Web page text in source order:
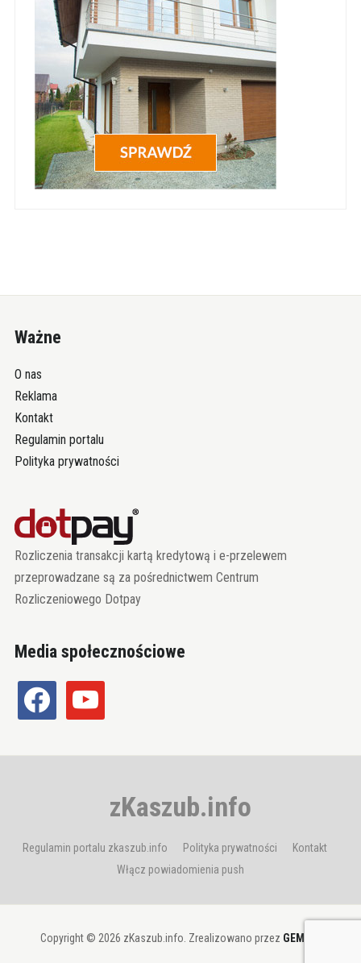
Ważne
O nas
Reklama
Kontakt
Regulamin portalu
Polityka prywatności
Rozliczenia transakcji kartą kredytową i e-przelewem
przeprowadzane są za pośrednictwem Centrum
Rozliczeniowego Dotpay
Media społecznościowe
facebook youtube
zKaszub.info
Regulamin portalu zkaszub.info Polityka prywatności
Kontakt
Włącz powiadomienia push
Copyright © 2026 zKaszub.info. Zrealizowano przez GEMBIT